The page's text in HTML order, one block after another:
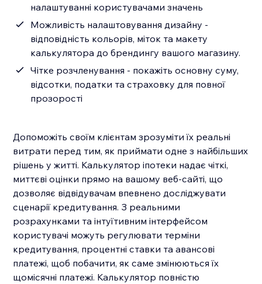
налаштуванні користувачами значень
Можливість налаштовування дизайну -
відповідність кольорів, міток та макету
калькулятора до брендингу вашого магазину.
Чітке розчленування - покажіть основну суму,
відсотки, податки та страховку для повної
прозорості
Допоможіть своїм клієнтам зрозуміти їх реальні
витрати перед тим, як приймати одне з найбільших
рішень у житті. Калькулятор іпотеки надає чіткі,
миттєві оцінки прямо на вашому веб-сайті, що
дозволяє відвідувачам впевнено досліджувати
сценарії кредитування. З реальними
розрахунками та інтуїтивним інтерфейсом
користувачі можуть регулювати терміни
кредитування, процентні ставки та авансові
платежі, щоб побачити, як саме змінюються їх
щомісячні платежі. Калькулятор повністю